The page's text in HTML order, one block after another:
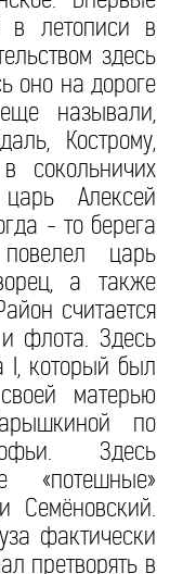
в летописи в
здесь
оно на дороге
называли,
Кострому,
сокольничих
Алексей
- то берега
царь
а также
считается
флота. Здесь
I, который был
матерью
по
Здесь
«потешные»
Семёновский.
фактически
претворять в